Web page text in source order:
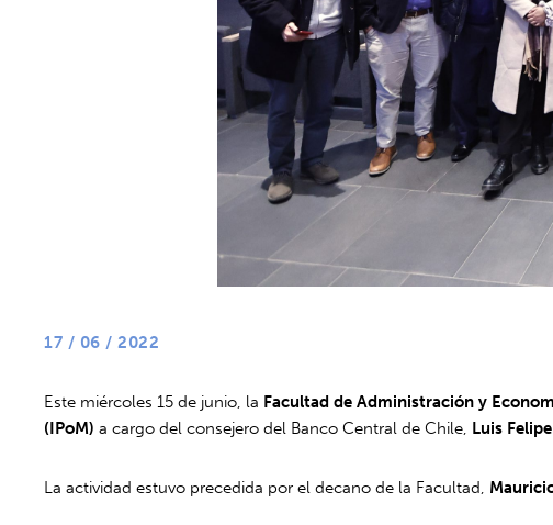
17 / 06 / 2022
Este miércoles 15 de junio, la Facultad de Administración y
(IPoM) a cargo del consejero del Banco Central de Chile, Luis
La actividad estuvo precedida por el decano de la Facultad,